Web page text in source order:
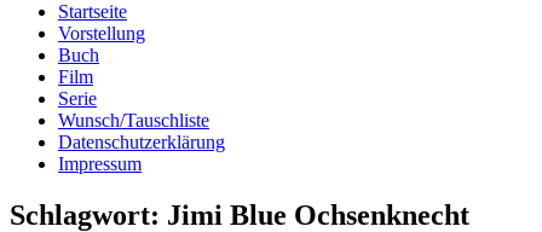
Startseite
Vorstellung
Buch
Film
Serie
Wunsch/Tauschliste
Datenschutzerklärung
Impressum
Schlagwort: Jimi Blue Ochsenknecht